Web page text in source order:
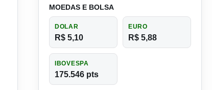
MOEDAS E BOLSA
DOLAR
R$ 5,10
EURO
R$ 5,88
IBOVESPA
175.546 pts